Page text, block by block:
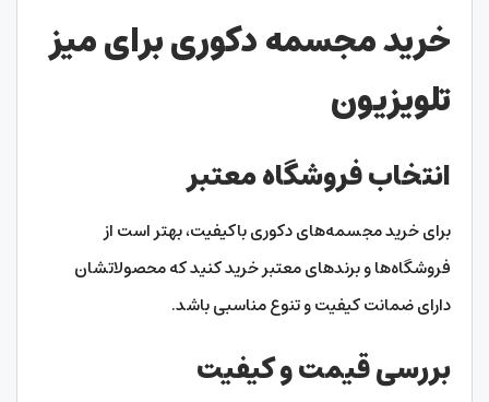
خرید مجسمه دکوری برای میز
تلویزیون
انتخاب فروشگاه معتبر
برای خرید مجسمه‌های دکوری باکیفیت، بهتر است از
فروشگاه‌ها و برندهای معتبر خرید کنید که محصولاتشان
دارای ضمانت کیفیت و تنوع مناسبی باشد.
بررسی قیمت و کیفیت